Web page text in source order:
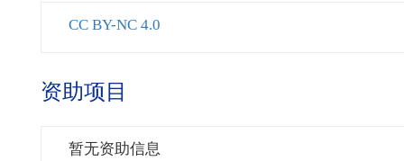
CC BY-NC 4.0
资助项目
暂无资助信息